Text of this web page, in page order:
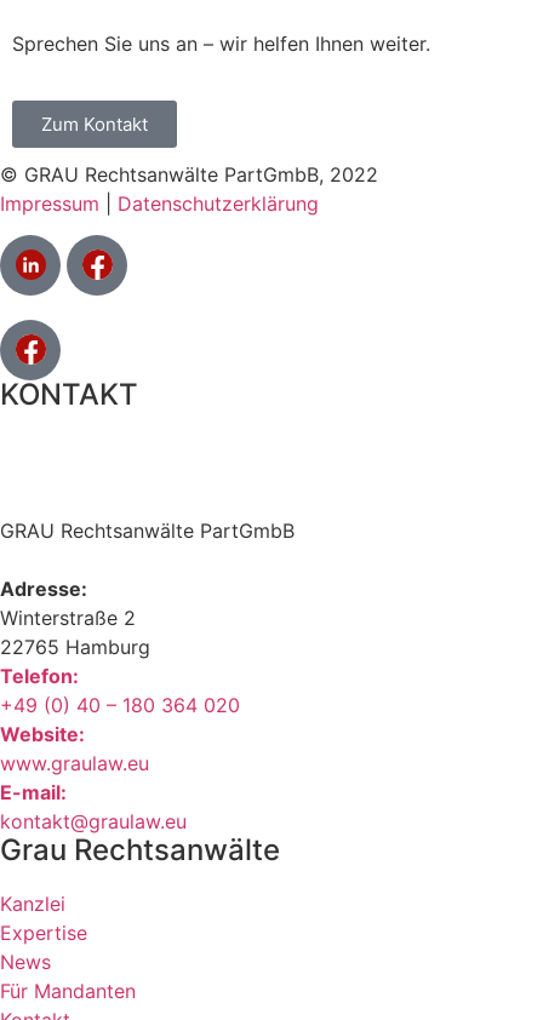
Sprechen Sie uns an – wir helfen Ihnen weiter.
Zum Kontakt
© GRAU Rechtsanwälte PartGmbB, 2022
Impressum
Datenschutzerklärung
KONTAKT
GRAU Rechtsanwälte PartGmbB
Adresse:
Winterstraße 2
22765 Hamburg
Telefon:
+49 (0) 40 – 180 364 020
Website:
www.graulaw.eu
E-mail:
kontakt@graulaw.eu
Grau Rechtsanwälte
Kanzlei
Expertise
News
Für Mandanten